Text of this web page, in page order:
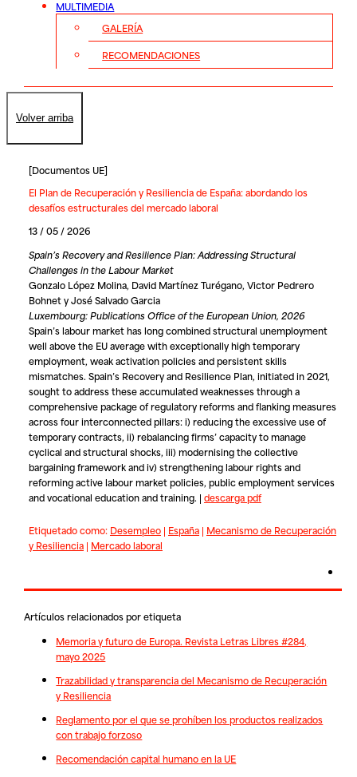
MULTIMEDIA
GALERÍA
RECOMENDACIONES
Volver arriba
[Documentos UE]
El Plan de Recuperación y Resiliencia de España: abordando los
desafíos estructurales del mercado laboral
13 / 05 / 2026
Spain’s Recovery and Resilience Plan: Addressing Structural
Challenges in the Labour Market
Gonzalo López Molina, David Martínez Turégano, Victor Pedrero
Bohnet y José Salvado Garcia
Luxembourg: Publications Office of the European Union, 2026
Spain’s labour market has long combined structural unemployment
well above the EU average with exceptionally high temporary
employment, weak activation policies and persistent skills
mismatches. Spain’s Recovery and Resilience Plan, initiated in 2021,
sought to address these accumulated weaknesses through a
comprehensive package of regulatory reforms and flanking measures
across four interconnected pillars: i) reducing the excessive use of
temporary contracts, ii) rebalancing firms’ capacity to manage
cyclical and structural shocks, iii) modernising the collective
bargaining framework and iv) strengthening labour rights and
reforming active labour market policies, public employment services
and vocational education and training. | descarga pdf
Etiquetado como: Desempleo| España| Mecanismo de Recuperación
y Resiliencia| Mercado laboral
Artículos relacionados por etiqueta
Memoria y futuro de Europa. Revista Letras Libres #284,
mayo 2025
Trazabilidad y transparencia del Mecanismo de Recuperación
y Resiliencia
Reglamento por el que se prohíben los productos realizados
con trabajo forzoso
Recomendación capital humano en la UE